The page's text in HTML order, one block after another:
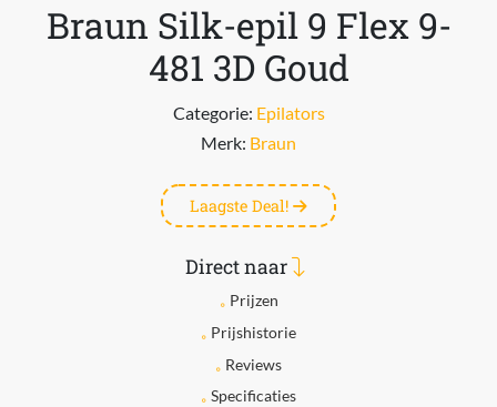
Braun Silk-epil 9 Flex 9-
481 3D Goud
Categorie: Epilators
Merk: Braun
Laagste Deal!
Direct naar
Prijzen
Prijshistorie
Reviews
Specificaties